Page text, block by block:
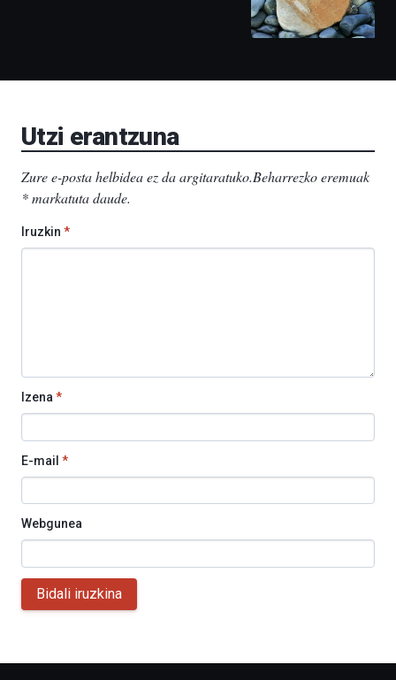
Bizkaia
Utzi erantzuna
Zure e-posta helbidea ez da argitaratuko.Beharrezko eremuak
*markatuta daude.
Iruzkin *
Izena*
E-mail *
Webgunea
Bidali iruzkina